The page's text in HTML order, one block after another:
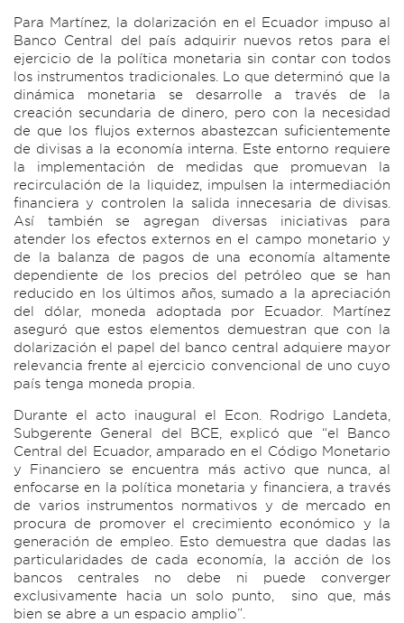
Para Martínez, la dolarización en el Ecuador impuso al
Banco Central del país adquirir nuevos retos para el
ejercicio de la política monetaria sin contar con todos
los instrumentos tradicionales. Lo que determinó que la
dinámica monetaria se desarrolle a través de la
creación secundaria de dinero, pero con la necesidad
de que los flujos externos abastezcan suficientemente
de divisas a la economía interna. Este entorno requiere
la implementación de medidas que promuevan la
recirculación de la liquidez, impulsen la intermediación
financiera y controlen la salida innecesaria de divisas.
Así también se agregan diversas iniciativas para
atender los efectos externos en el campo monetario y
de la balanza de pagos de una economía altamente
dependiente de los precios del petróleo que se han
reducido en los últimos años, sumado a la apreciación
del dólar, moneda adoptada por Ecuador. Martínez
aseguró que estos elementos demuestran que con la
dolarización el papel del banco central adquiere mayor
relevancia frente al ejercicio convencional de uno cuyo
país tenga moneda propia.
Durante el acto inaugural el Econ. Rodrigo Landeta,
Subgerente General del BCE, explicó que “el Banco
Central del Ecuador, amparado en el Código Monetario
y Financiero se encuentra más activo que nunca, al
enfocarse en la política monetaria y financiera, a través
de varios instrumentos normativos y de mercado en
procura de promover el crecimiento económico y la
generación de empleo. Esto demuestra que dadas las
particularidades de cada economía, la acción de los
bancos centrales no debe ni puede converger
exclusivamente hacia un solo punto, sino que, más
bien se abre a un espacio amplio”.